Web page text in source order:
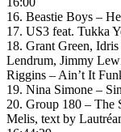
16. Beastie Boys –
17. US3 feat. Tukka
18. Grant Green,
Lendrum, Jimmy
Riggins – Ain’t It
19. Nina Simone –
20. Group 180 – The
Melis, text by